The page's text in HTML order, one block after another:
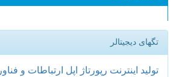
تگهای دیجیتالر
تولید اینترنت رپورتاژ اپل ارتباطات و